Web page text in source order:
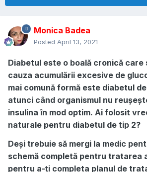
Monica Badea
Posted April 13, 2021
Diabetul este o boală cronică care
cauza acumulării excesive de
mai comună formă este diabetul
atunci când organismul nu
insulina în mod optim. Ai folosit
naturale pentru diabetul de tip 2?
Deși trebuie să mergi la medic
schemă completă pentru tratarea
pentru a-ți completa planul de